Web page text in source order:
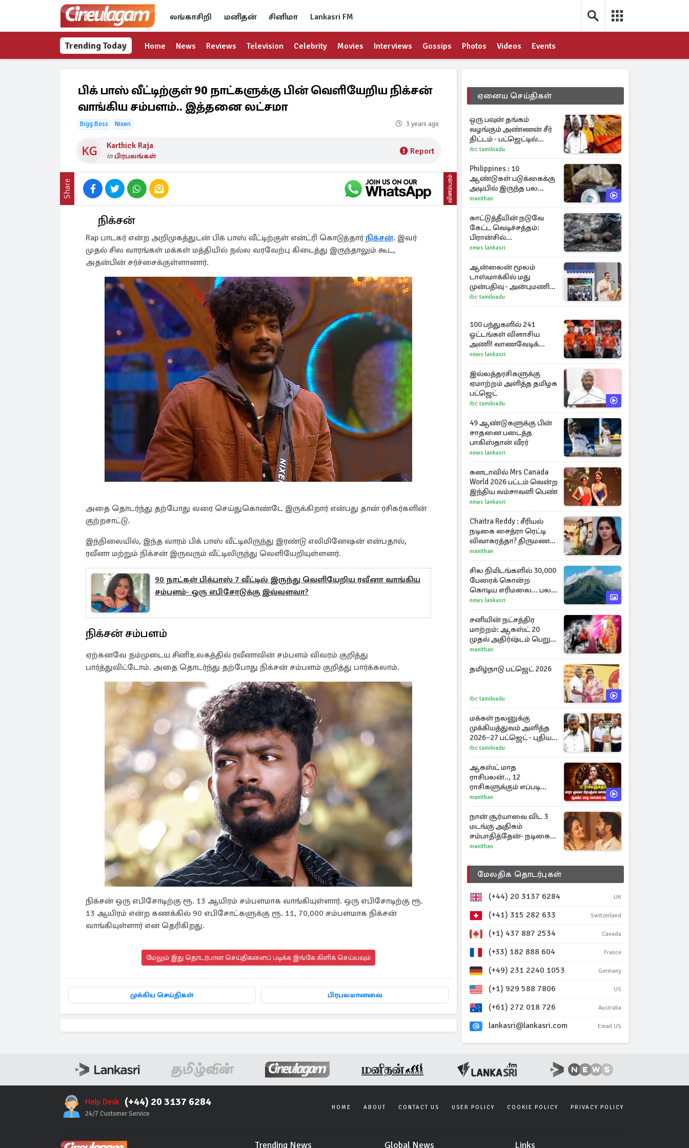
லங்காசிறி மனிதன் சினிமா Lankasri FM
Trending Today Home News Reviews Television Celebrity Movies Interviews Gossips Photos Videos Events
பிக் பாஸ் வீட்டிற்குள் 90 நாட்களுக்கு பின் வெளியேறிய நிக்சன்
வாங்கிய சம்பளம்.. இத்தனை லட்சமா
Bigg Boss Nixen 3 years ago
Karthick Raja
inபிரபலங்கள் Report
Share விளம்பரம்
நிக்சன்
Rap பாடகர் என்ற அறிமுகத்துடன் பிக் பாஸ் வீட்டிற்குள் என்ட்ரி கொடுத்தார் நிக்சன். இவர்
முதல் சில வாரங்கள் மக்கள் மத்தியில் நல்ல வரவேற்பு கிடைத்து இருந்தாலும் கூட,
அதன்பின் சர்ச்சைக்குள்ளானார்.
அதை தொடர்ந்து தற்போது வரை செய்துகொண்டே இருக்கிறார் என்பது தான் ரசிகர்களின்
குற்றசாட்டு.
இந்நிலையில், இந்த வாரம் பிக் பாஸ் வீட்டிலிருந்து இரண்டு எலிமினேஷன் என்பதால்,
ரவீனா மற்றும் நிக்சன் இருவரும் வீட்டிலிருந்து வெளியேறியுள்ளனர்.
90 நாட்கள் பிக்பாஸ் 7 வீட்டில் இருந்து வெளியேறிய ரவீனா வாங்கிய
சம்பளம்- ஒரு எபிசோடுக்கு இவ்வளவா?
நிக்சன் சம்பளம்
ஏற்கனவே நம்முடைய சினிஉலகத்தில் ரவீனாவின் சம்பளம் விவரம் குறித்து
பார்த்துவிட்டோம். அதை தொடர்ந்து தற்போது நிக்சன் சம்பளம் குறித்து பார்க்கலாம்.
நிக்சன் ஒரு எபிசோடிற்கு ரூ. 13 ஆயிரம் சம்பளமாக வாங்கியுள்ளார். ஒரு எபிசோடிற்கு ரூ.
13 ஆயிரம் என்ற கணக்கில் 90 எபிசோட்களுக்கு ரூ. 11, 70,000 சம்பளமாக நிக்சன்
வாங்கியுள்ளார் என தெரிகிறது.
மேலும் இது தொடர்பான செய்திகளைப் படிக்க இங்கே கிளிக் செய்யவும்
முக்கிய செய்திகள் பிரபலமானவை
ஏனைய செய்திகள்
ஒரு பவுன் தங்கம்
வழங்கும் அண்ணன் சீர்
திட்டம் - பட்ஜெட்டில்
அமைச்சர் மரிய வில்சன்
அறிவிப்பு!
ibc tamilnadu
Philippines : 10
ஆண்டுகள் படுக்கைக்கு
அடியில் இருந்த பல
கோடி மதிப்புள்ள அரிய
முத்து!
manithan
காட்டுத்தீயின் நடுவே
கேட்ட வெடிச்சத்தம்:
பிரான்சில்
கண்டுபிடிக்கப்பட்டுள்ள
வெடிகுண்டுகள்
news lankasri
ஆன்லைன் மூலம்
டாஸ்மாக்கில் மது
முன்பதிவு - அன்புமணி
ராமதாஸ் எதிர்ப்பு
ibc tamilnadu
100 பந்துகளில் 241
ஓட்டங்கள் விளாசிய
அணி! வாணவேடிக்கை
காட்டிய ரிக்கெல்டன்,
மார்ஷ்
news lankasri
இல்லத்தரசிகளுக்கு
ஏமாற்றம் அளித்த தமிழக
பட்ஜெட்
ibc tamilnadu
49 ஆண்டுகளுக்கு பின்
சாதனை படைத்த
பாகிஸ்தான் வீரர்
news lankasri
கனடாவில் Mrs Canada
World 2026 பட்டம் வென்ற
இந்திய வம்சாவளி பெண்
news lankasri
Chaitra Reddy : சீரியல்
நடிகை சைத்ரா ரெட்டி
விவாகரத்தா? திருமண
புகைப்படங்களை நீக்கம்
manithan
சில நிமிடங்களில் 30,000
பேரைக் கொன்ற
கொடிய எரிமலை... பல
தசாப்த கால
அமைதிக்குப் பிறகு
மீண்டும்
news lankasri
சனியின் நட்சத்திர
மாற்றம்: ஆகஸ்ட் 20
முதல் அதிர்ஷ்டம் பெறும்
ராசிகள்!
manithan
தமிழ்நாடு பட்ஜெட் 2026
ibc tamilnadu
மக்கள் நலனுக்கு
முக்கியத்துவம் அளித்த
2026–27 பட்ஜெட் - புதிய
நலத்திட்டங்கள்
என்னென்ன?
ibc tamilnadu
ஆகஸ்ட் மாத
ராசிபலன்.., 12
ராசிகளுக்கும் எப்படி
இருக்கும்?
manithan
நான் சூர்யாவை விட 3
மடங்கு அதிகம்
சம்பாதித்தேன்- நடிகை
ஜோதிகா
manithan
மேலதிக தொடர்புகள்
(+44) 20 3137 6284 UK
(+41) 315 282 633 Switzerland
(+1) 437 887 2534 Canada
(+33) 182 888 604 France
(+49) 231 2240 1053 Germany
(+1) 929 588 7806 US
(+61) 272 018 726 Australia
lankasri@lankasri.com Email US
Help Desk (+44) 20 3137 6284
24/7 Customer Service
HOME ABOUT CONTACT US USER POLICY COOKIE POLICY PRIVACY POLICY
Trending News Global News Links